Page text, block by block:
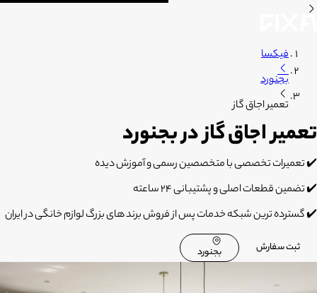
فیکسا
بجنورد
تعمیر اجاق گاز
تعمیر اجاق گاز در بجنورد
✔️ تعمیرات تخصصی با متخصصین رسمی و آموزش دیده
✔️ تضمین قطعات اصلی و پشتیبانی 24 ساعته
✔️ گسترده ترین شبکه خدمات پس از فروش برند های بزرگ لوازم خانگی در ایران
ثبت سفارش بجنورد